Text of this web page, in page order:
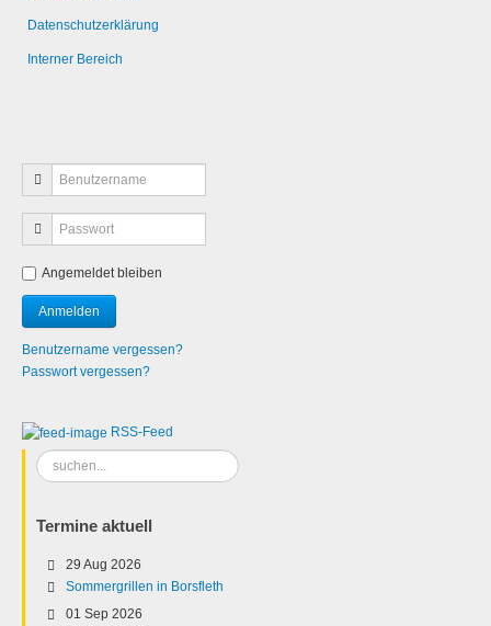
Datenschutzerklärung
Interner Bereich
Angemeldet bleiben
Benutzername vergessen?
Passwort vergessen?
RSS-Feed
Suchen
...
Termine aktuell
29 Aug 2026
Sommergrillen in Borsfleth
01 Sep 2026